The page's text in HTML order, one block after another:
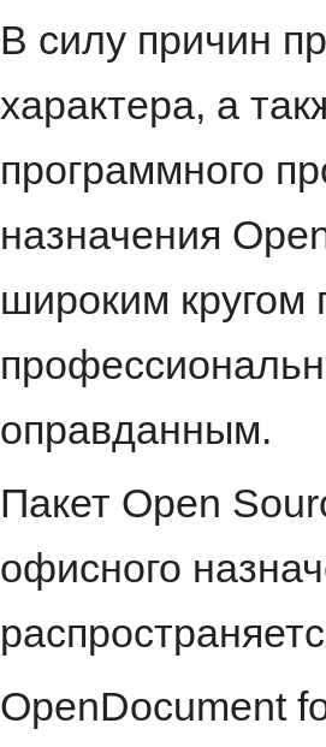
В силу причин
характера, а
программного
назначения
широким кругом
оправданным.
Пакет Open
офисного
OpenDocument